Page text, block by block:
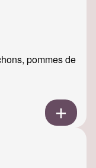
pommes de